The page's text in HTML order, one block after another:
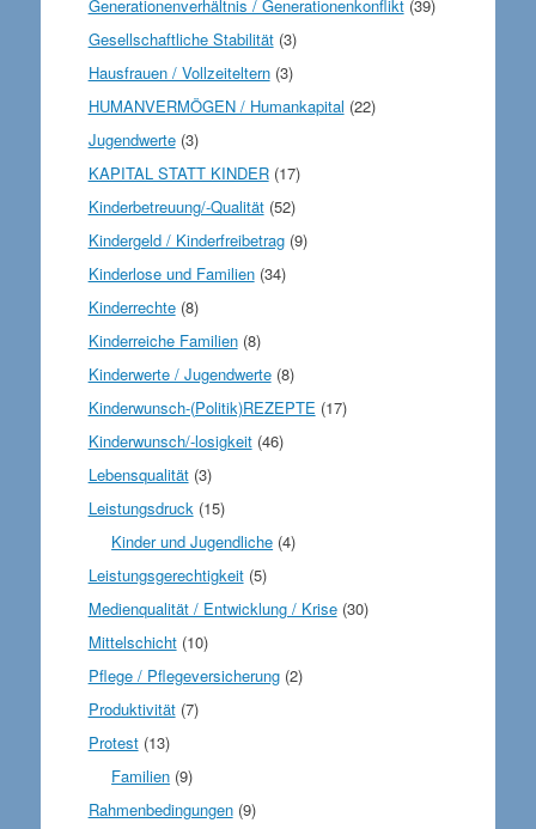
Generationenverhältnis / Generationenkonflikt(39)
Gesellschaftliche Stabilität(3)
Hausfrauen / Vollzeiteltern(3)
HUMANVERMÖGEN / Humankapital (22)
Jugendwerte(3)
KAPITAL STATT KINDER(17)
Kinderbetreuung/-Qualität(52)
Kindergeld / Kinderfreibetrag(9)
Kinderlose und Familien(34)
Kinderrechte(8)
Kinderreiche Familien(8)
Kinderwerte / Jugendwerte(8)
Kinderwunsch-(Politik)REZEPTE (17)
Kinderwunsch/-losigkeit(46)
Lebensqualität(3)
Leistungsdruck (15)
Kinder und Jugendliche (4)
Leistungsgerechtigkeit(5)
Medienqualität / Entwicklung / Krise(30)
Mittelschicht(10)
Pflege / Pflegeversicherung(2)
Produktivität(7)
Protest(13)
Familien (9)
Rahmenbedingungen(9)